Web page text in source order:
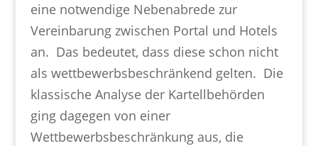
eine notwendige Nebenabrede zur
Vereinbarung zwischen Portal und Hotels
an. Das bedeutet, dass diese schon nicht
als wettbewerbsbeschränkend gelten. Die
klassische Analyse der Kartellbehörden
ging dagegen von einer
Wettbewerbsbeschränkung aus, die